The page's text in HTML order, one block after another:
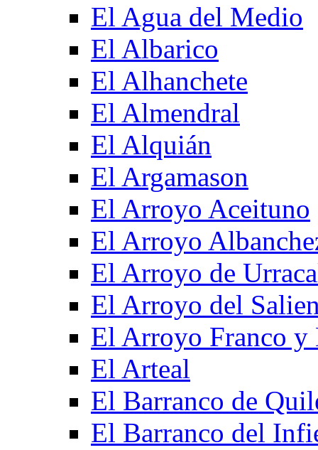
El Agua del Medio
El Albarico
El Alhanchete
El Almendral
El Alquián
El Argamason
El Arroyo Aceituno
El Arroyo
El Arroyo de
El Arroyo del
El Arroyo Franco y
El Arteal
El Barranco de
El Barranco del